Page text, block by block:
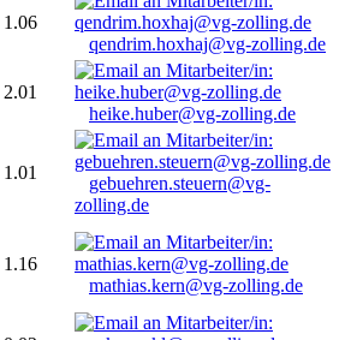
1.06
qendrim.hoxhaj@vg-zolling.de
2.01
heike.huber@vg-zolling.de
1.01
gebuehren.steuern@vg-
zolling.de
1.16
mathias.kern@vg-zolling.de